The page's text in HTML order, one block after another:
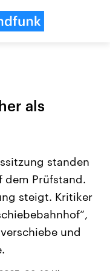
USA
Aktuelle Beiträge,
Hintergründe
gehören die Vereinigten
mit großem Einfluss auf
als
standen
dem Prüfstand.
steigt. Kritiker
und